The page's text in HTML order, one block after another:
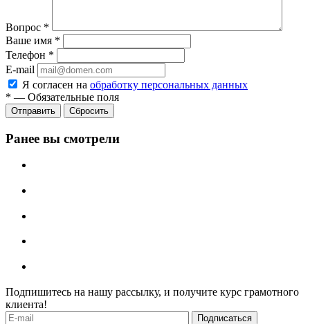
Вопрос *
Ваше имя *
Телефон *
E-mail
Я согласен на обработку персональных данных
* — Обязательные поля
Отправить Сбросить
Ранее вы смотрели
Подпишитесь на нашу рассылку, и получите курс грамотного
клиента!